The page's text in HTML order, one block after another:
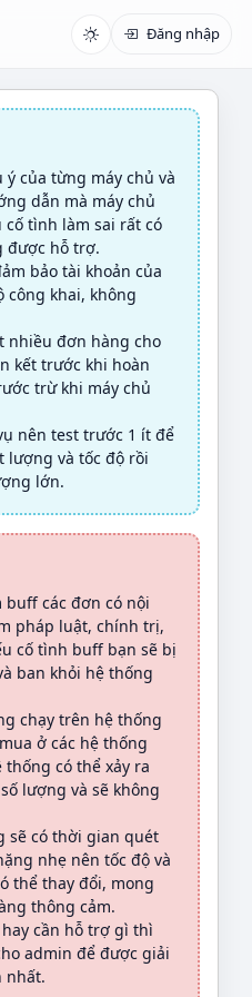
Đăng nhập
của từng máy chủ và
dẫn mà máy chủ
cố tình làm sai rất có
được hỗ trợ.
bảo tài khoản của
công khai, không
nhiều đơn hàng cho
kết trước khi hoàn
trừ khi máy chủ
nên test trước 1 ít để
lượng và tốc độ rồi
lớn.
buff các đơn có nội
pháp luật, chính trị,
cố tình buff bạn sẽ bị
ban khỏi hệ thống
chạy trên hệ thống
ở các hệ thống
thống có thể xảy ra
lượng và sẽ không
sẽ có thời gian quét
nhẹ nên tốc độ và
thể thay đổi, mong
thông cảm.
hay cần hỗ trợ gì thì
admin để được giải
nhất.